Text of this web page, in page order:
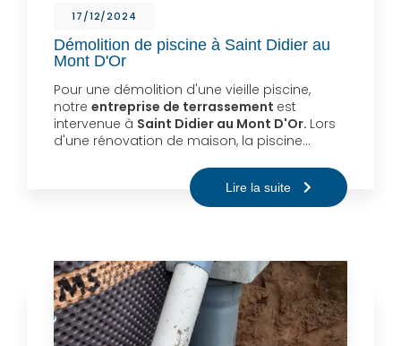
17/12/2024
Démolition de piscine à Saint Didier au
Mont D'Or
Pour une démolition d'une vieille piscine,
notre entreprise de terrassement est
intervenue à Saint Didier au Mont D'Or. Lors
d'une rénovation de maison, la piscine…
Lire la suite